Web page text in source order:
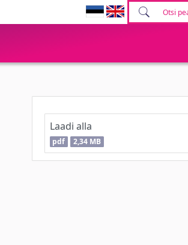
Laadi alla
pdf 2,34 MB